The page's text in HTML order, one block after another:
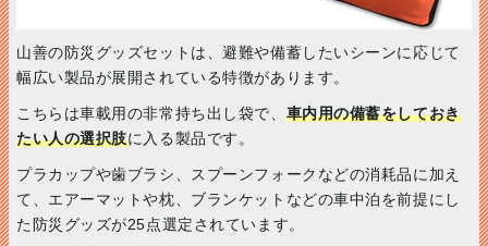
山善の防災グッズセットは、避難や備蓄したいシーンに応じて
幅広い製品が展開されている特徴があります。
こちらは車載用の非常持ち出し袋で、 車内用の備蓄をしておき
たい人の選択肢に入る製品です。
プラカップや歯ブラシ、スプーンフォークなどの消耗品に加え
て、エアーマットや枕、ブランケットなどの車中泊を前提にし
た防災グッズが25点選定されています。